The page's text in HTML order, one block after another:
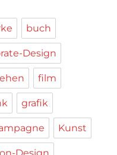
buch
Design
film
grafik
Kunst